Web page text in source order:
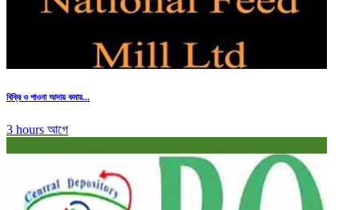
বিক্রি ও পাওনা আদায় কমায়...
3 hours আগে